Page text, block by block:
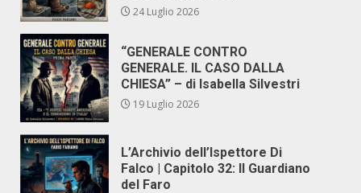
24 Luglio 2026
“GENERALE CONTRO
GENERALE. IL CASO DALLA
CHIESA” – di Isabella Silvestri
19 Luglio 2026
L’Archivio dell’Ispettore Di
Falco | Capitolo 32: Il Guardiano
del Faro